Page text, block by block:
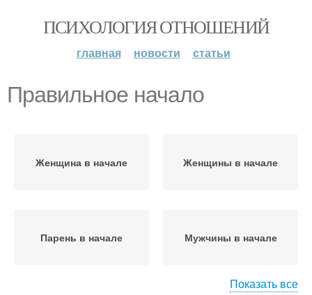
ПСИХОЛОГИЯ ОТНОШЕНИЙ
главная новости статьи
Правильное начало
Женщина в начале Женщины в начале
Парень в начале Мужчины в начале
Показать все